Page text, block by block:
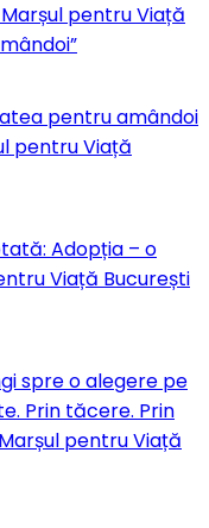
pentru Viață
pentru amândoi
pentru Viață
Adopția – o
Viață București
spre o alegere pe
Prin tăcere. Prin
pentru Viață